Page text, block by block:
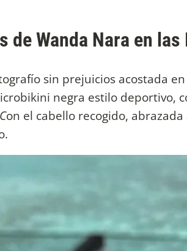
de Wanda Nara en
sin prejuicios acostada
negra estilo deportivo,
on el cabello recogido,